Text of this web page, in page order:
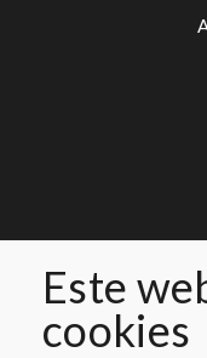
Este
cookies